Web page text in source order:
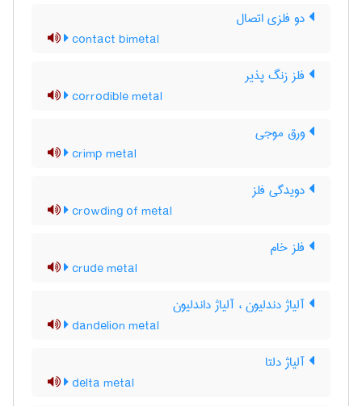
دو فلزی اتصال
contact bimetal
فلز زنگ پذیر
corrodible metal
ورق موجی
crimp metal
دویدگی فلز
crowding of metal
فلز خام
crude metal
آلیاژ دندلیون ، آلیاژ داندلیون
dandelion metal
آلیاژ دلتا
delta metal